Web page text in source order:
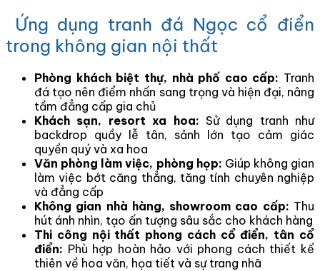
Ứng dụng tranh đá Ngọc cổ điển
trong không gian nội thất
Phòng khách biệt thự, nhà phố cao cấp: Tranh
đá tạo nên điểm nhấn sang trọng và hiện đại, nâng
tầm đẳng cấp gia chủ
Khách sạn, resort xa hoa: Sử dụng tranh như
backdrop quầy lễ tân, sảnh lớn tạo cảm giác
quyền quý và xa hoa
Văn phòng làm việc, phòng họp: Giúp không gian
làm việc bớt căng thẳng, tăng tính chuyên nghiệp
và đẳng cấp
Không gian nhà hàng, showroom cao cấp: Thu
hút ánh nhìn, tạo ấn tượng sâu sắc cho khách hàng
Thi công nội thất phong cách cổ điển, tân cổ
điển: Phù hợp hoàn hảo với phong cách thiết kế
thiên về hoa văn, họa tiết và sự trang nhã